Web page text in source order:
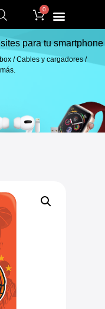
0
para tu smartphone
/ Cables y cargadores /